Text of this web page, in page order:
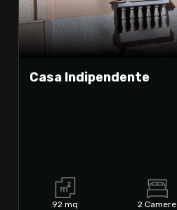
Casa Indipendente
92 mq 2 Camere